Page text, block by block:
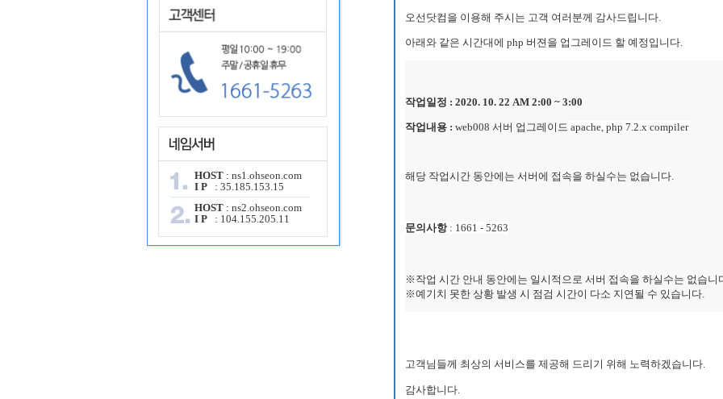
HOST : ns1.ohseon.com
I P : 35.185.153.15
HOST : ns2.ohseon.com
I P : 104.155.205.11
오선닷컴을 이용해 주시는 고객 여러분께 감사드립니다.
아래와 같은 시간대에 php 버젼을 업그레이드 할 예정입니다.
작업일정 : 2020. 10. 22 AM 2:00 ~ 3:00
작업내용 : web008 서버 업그레이드 apache, php 7.2.x compiler
해당 작업시간 동안에는 서버에 접속을 하실수는 없습니다.
문의사항 : 1661 - 5263
※작업 시간 안내 동안에는 일시적으로 서버 접속을 하실수는 없습니
※예기치 못한 상황 발생 시 점검 시간이 다소 지연될 수 있습니다.
고객님들께 최상의 서비스를 제공해 드리기 위해 노력하겠습니다.
감사합니다.